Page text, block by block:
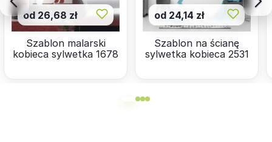
od 26,68 zł
Szablon malarski
kobieca sylwetka 1678
od 24,14 zł
Szablon na ścianę
sylwetka kobieca 2531